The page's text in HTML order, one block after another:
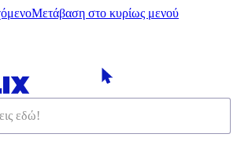
Μετάβαση στο κυρίως μενού